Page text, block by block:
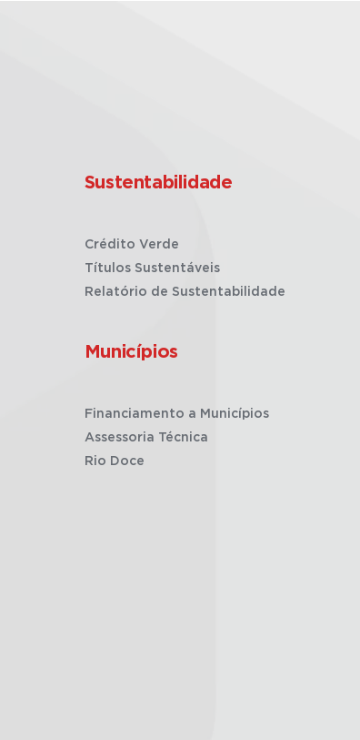
Sustentabilidade
Crédito Verde
Títulos Sustentáveis
Relatório de Sustentabilidade
Municípios
Financiamento a Municípios
Assessoria Técnica
Rio Doce